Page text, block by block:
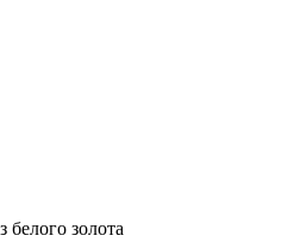
белого золота